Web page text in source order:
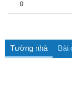
0
Tường nhà Bài